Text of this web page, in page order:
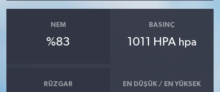
NEM
%83
BASINÇ
1011 HPA hpa
RÜZGAR EN DÜŞÜK / EN YÜKSEK